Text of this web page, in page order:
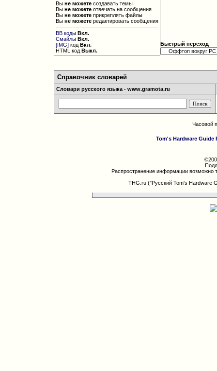
Выне можете создавать темы
Выне можете отвечать на сообщения
Выне можете прикреплять файлы
Выне можете редактировать сообщения
BB коды Вкл.
Смайлы Вкл.
[IMG] кодВкл.
HTML кодВыкл.
Быстрый переход
Справочник словарей
Словари русского языка - www.gramota.ru
Часовой
Tom's Hardware Guide
Распространение информации возможно
THG.ru ("Русский Tom's Hardware